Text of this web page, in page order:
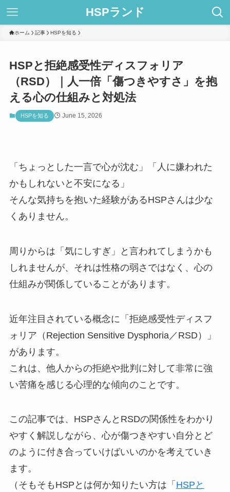
HSPランド
ホーム 記事 HSPを知る
HSPと拒絶感受性ディスフォリア
（RSD）｜人一倍「傷つきやすさ」を抱
える心の仕組みと対処法
HSPを知る June 15, 2026
「ちょっとした一言で心が沈む」「人に嫌われた
かもしれないと不安になる」
そんな気持ちを抱いた経験があるHSPさんは少な
くありません。
周りからは「気にしすぎ」と言われてしまうかも
しれませんが、それは性格の弱さではなく、心の
仕組みが関係していることがあります。
近年注目されている概念に「拒絶感受性ディスフ
ォリア（Rejection Sensitive Dysphoria／RSD）」
があります。
これは、他人からの拒絶や批判に対して非常に強
い苦痛を感じる心理的な傾向のことです。
この記事では、HSPさんとRSDの関係性をわかり
やすく解説しながら、心が傷つきやすい自分とど
のように付き合っていけばいいのかを考えていき
ます。
（そもそもHSPとは何か知りたい方は「 HSPと